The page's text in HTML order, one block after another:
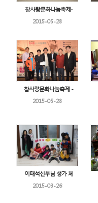
참사랑문화나눔축제-
2015-05-28
참사랑문화나눔축제 -
2015-05-28
이태석신부님 생가 체
2015-03-26